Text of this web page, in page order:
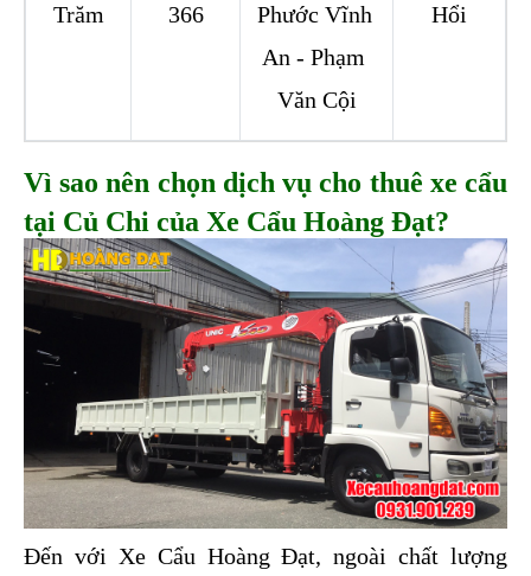
Trăm
366
Phước Vĩnh
An - Phạm
Văn Cội
Hổi
Vì sao nên chọn dịch vụ cho thuê xe cẩu
tại Củ Chi của Xe Cẩu Hoàng Đạt?
Đến với Xe Cẩu Hoàng Đạt, ngoài chất lượng